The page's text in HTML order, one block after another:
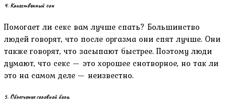
4. Качественный сон
Помогает ли секс вам лучше спать? Большинство
людей говорят, что после оргазма они спят лучше. Они
также говорят, что засыпают быстрее. Поэтому люди
думают, что секс — это хорошее снотворное, но так ли
это на самом деле — неизвестно.
5. Облегчение головной боли